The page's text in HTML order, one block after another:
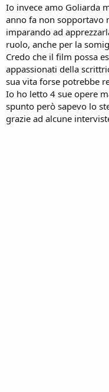
Io invece amo Goliarda
anno fa non sopportavo
imparando ad
ruolo, anche per la
Credo che il film possa
appassionati della
sua vita forse potrebbe
Io ho letto 4 sue opere
spunto però sapevo lo
grazie ad alcune